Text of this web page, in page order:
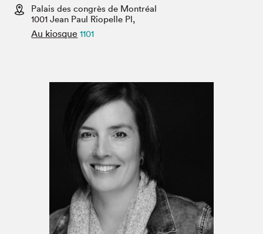
Espace médias
Palais des congrès de Montréal
1001 Jean Paul Riopelle Pl,
Au kiosque 1101